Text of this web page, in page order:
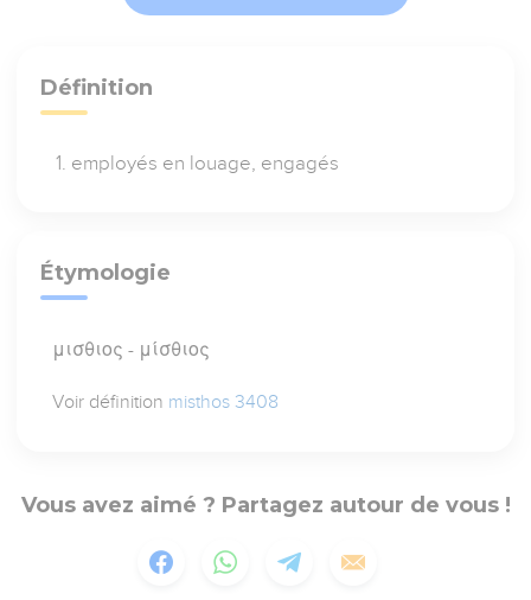
Définition
employés en louage, engagés
Étymologie
μισθιος - μίσθιος
Voir définition misthos 3408
Vous avez aimé ? Partagez autour de vous !